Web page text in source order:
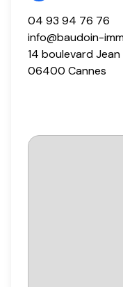
04 93 94 76 76
info@baudoin-
14 boulevard
06400 Cannes